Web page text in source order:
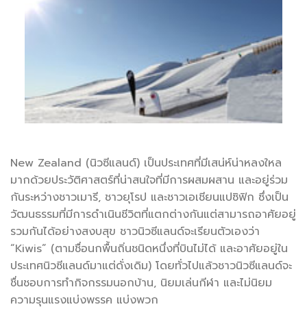
New Zealand (นิวซีแลนด์) เป็นประเทศที่มีเสน่ห์น่าหลงใหล
มากด้วยประวัติศาสตร์ที่น่าสนใจที่มีการผสมผสาน และอยู่ร่วม
กันระหว่างชาวเมารี, ชาวยุโรป และชาวเอเชียนแปซิฟิก ซึ่งเป็น
วัฒนธรรมที่มีการดำเนินชีวิตที่แตกต่างกันแต่สามารถอาศัยอยู่
รวมกันได้อย่างสงบสุข ชาวนิวซีแลนด์จะเรียนตัวเองว่า
“Kiwis” (ตามชื่อนกพื้นถิ่นชนิดหนึ่งที่บินไม่ได้ และอาศัยอยู่ใน
ประเทศนิวซีแลนด์มาแต่ดั่งเดิม) โดยทั่วไปแล้วชาวนิวซีแลนด์จะ
ชื่นชอบการทำกิจกรรมนอกบ้าน, นิยมเล่นกีฬา และไม่นิยม
ความรุนแรงแบ่งพรรค แบ่งพวก